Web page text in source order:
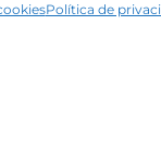
Política de
NOSOTROS